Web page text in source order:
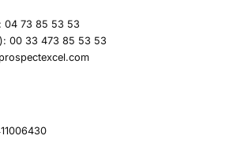
04 73 85 53 53
00 33 473 85 53 53